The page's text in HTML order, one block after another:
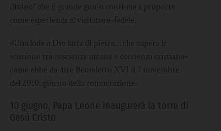
divino” che il grande genio continua a proporre
come esperienza al visitatore-fedele.
«Una lode a Dio fatta di pietra… che supera la
scissione tra coscienza umana e coscienza cristiana»
come ebbe da dire Benedetto XVI il 7 novembre
del 2010, giorno della consacrazione.
10 giugno, Papa Leone inaugurerà la torre di
Gesù Cristo